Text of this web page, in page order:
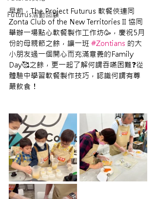
Futurus活動回顧
早前，The Project Futurus 軟餐俠連同
Zonta Club of the New Territories II 協同
舉辦一場點心軟餐製作工作坊🥳，慶祝5月
份的母親節之餘，讓一班 #Zontians 的大
小朋友過一個開心而充滿意義的Family
Day🥰之餘，更一起了解何謂吞嚥困難❓從
體驗中學習軟餐製作技巧，認識何謂有尊
嚴飲食！